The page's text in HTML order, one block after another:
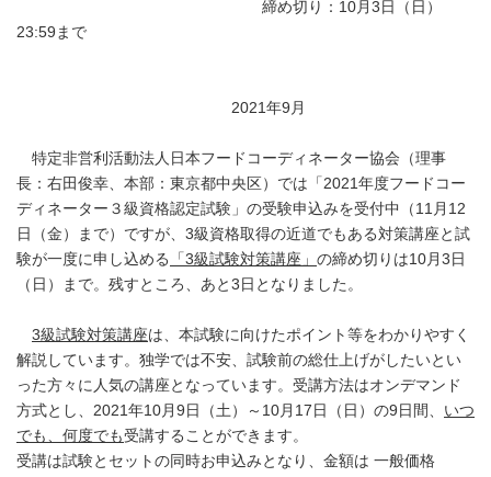
締め切り：10月3日（日）
23:59まで
2021年9月
特定非営利活動法人日本フードコーディネーター協会（理事
長：右田俊幸、本部：東京都中央区）では「2021年度フードコー
ディネーター３級資格認定試験」の受験申込みを受付中（11月12
日（金）まで）ですが、3級資格取得の近道でもある対策講座と試
験が一度に申し込める
「 3級試験対策講座」 の締め切りは10月3日
（日）まで。残すところ、あと3日となりました。
3級試験対策講座は、本試験に向けたポイント等をわかりやすく
解説しています。独学では不安、試験前の総仕上げがしたいとい
った方々に人気の講座となっています。受講方法はオンデマンド
方式とし、2021年10月9日（土）～10月17日（日）の9日間、 いつ
でも、何度でも受講することができます。
受講は試験とセットの同時お申込みとなり、金額は 一般価格